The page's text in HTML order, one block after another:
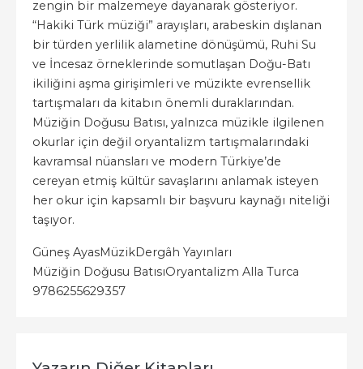
zengin bir malzemeye dayanarak gösteriyor.
“Hakiki Türk müziği” arayışları, arabeskin dışlanan
bir türden yerlilik alametine dönüşümü, Ruhi Su
ve İncesaz örneklerinde somutlaşan Doğu-Batı
ikiliğini aşma girişimleri ve müzikte evrensellik
tartışmaları da kitabın önemli duraklarından.
Müziğin Doğusu Batısı, yalnızca müzikle ilgilenen
okurlar için değil oryantalizm tartışmalarındaki
kavramsal nüansları ve modern Türkiye’de
cereyan etmiş kültür savaşlarını anlamak isteyen
her okur için kapsamlı bir başvuru kaynağı niteliği
taşıyor.
Güneş AyasMüzikDergâh Yayınları
Müziğin Doğusu BatısıOryantalizm Alla Turca
9786255629357